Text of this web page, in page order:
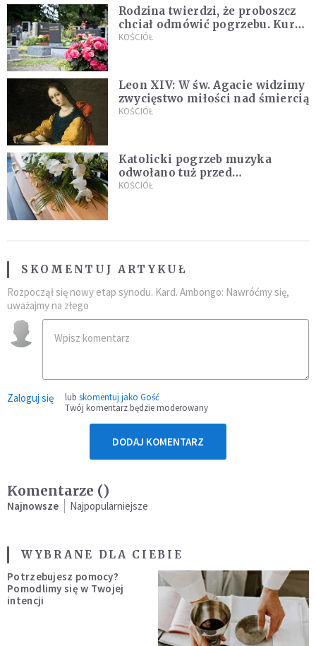
Rodzina twierdzi, że proboszcz
chciał odmówić pogrzebu. Kuria
zapowiada wyjaśnienia
KOŚCIÓŁ
Leon XIV: W św. Agacie widzimy
zwycięstwo miłości nad śmiercią
KOŚCIÓŁ
Katolicki pogrzeb muzyka
odwołano tuż przed
uroczystością. Powodem była
KOŚCIÓŁ
SKOMENTUJ ARTYKUŁ
Rozpoczął się nowy etap synodu. Kard. Ambongo: Nawróćmy się,
uważajmy na złego
Zaloguj się lub skomentuj jako Gość
Twój komentarz będzie moderowany
DODAJ KOMENTARZ
Komentarze ()
Najnowsze Najpopularniejsze
WYBRANE DLA CIEBIE
Potrzebujesz pomocy?
Pomodlimy się w Twojej
intencji